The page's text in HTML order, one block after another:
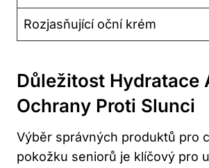
Rozjasňující oční krém
Důležitost Hydratace
Ochrany Proti Slunci
Výběr správných produktů pro
pokožku seniorů je klíčový pro